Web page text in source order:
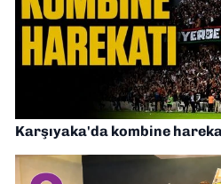
Karşıyaka'da kombine